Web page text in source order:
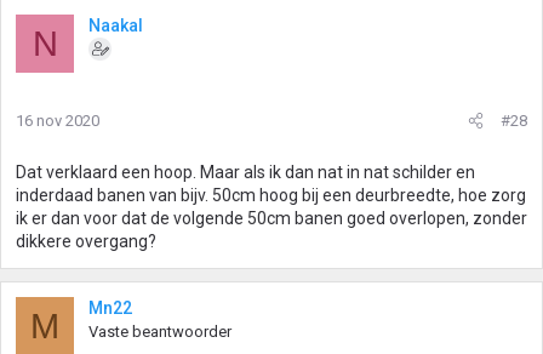
N Naakal
16 nov 2020 #28
Dat verklaard een hoop. Maar als ik dan nat in nat schilder en
inderdaad banen van bijv. 50cm hoog bij een deurbreedte, hoe zorg
ik er dan voor dat de volgende 50cm banen goed overlopen, zonder
dikkere overgang?
M Mn22
Vaste beantwoorder